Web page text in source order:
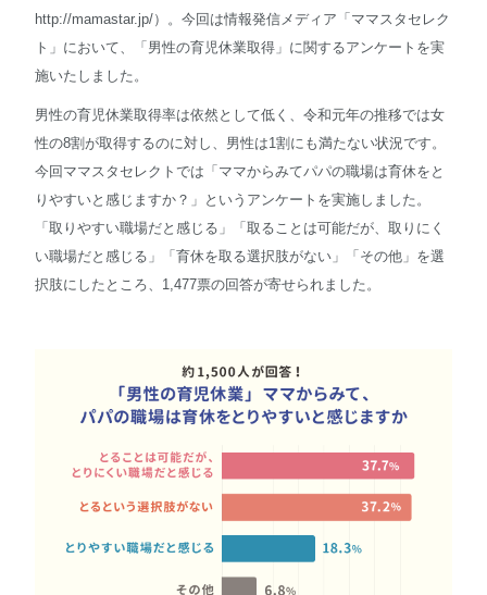
English
http://mamastar.jp/）。今回は情報発信メディア「ママスタセレク
ト」において、「男性の育児休業取得」に関するアンケートを実
施いたしました。
男性の育児休業取得率は依然として低く、令和元年の推移では女
性の8割が取得するのに対し、男性は1割にも満たない状況です。
今回ママスタセレクトでは「ママからみてパパの職場は育休をと
りやすいと感じますか？」というアンケートを実施しました。
「取りやすい職場だと感じる」「取ることは可能だが、取りにく
い職場だと感じる」「育休を取る選択肢がない」「その他」を選
択肢にしたところ、1,477票の回答が寄せられました。